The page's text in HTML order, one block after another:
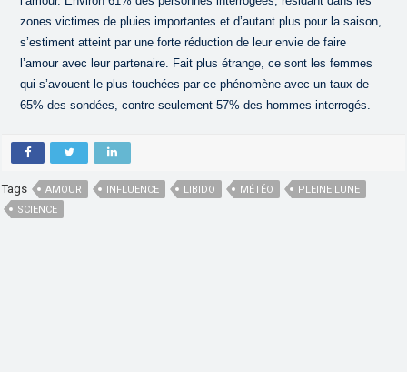
zones victimes de pluies importantes et d’autant plus pour la saison,
s’estiment atteint par une forte réduction de leur envie de faire
l’amour avec leur partenaire. Fait plus étrange, ce sont les femmes
qui s’avouent le plus touchées par ce phénomène avec un taux de
65% des sondées, contre seulement 57% des hommes interrogés.
Tags AMOUR INFLUENCE LIBIDO MÉTÉO
PLEINE LUNE
SCIENCE